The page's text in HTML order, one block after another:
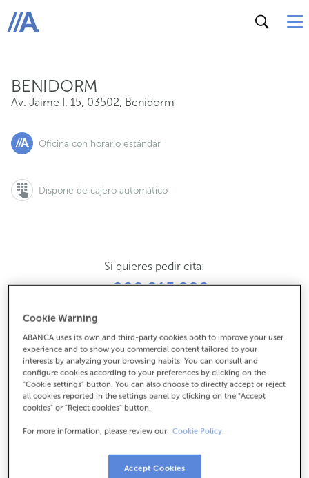
ABANCA
BENIDORM
Av. Jaime I, 15, 03502, Benidorm
Oficina con horario estándar
Dispone de cajero automático
Si quieres pedir cita:
900 815 200
965859014
Cómo llegar
Gestiones comerciales
8:15 a 14:00.
Cookie Warning
ABANCA uses its own and third-party cookies both to improve your user
experience and to show you commercial content tailored to your
interests by analyzing your browsing habits. You can consult and
configure cookies according to your preferences by clicking on the
"Cookie settings" button. You can also choose to directly accept or reject
all cookies reported in the settings panel by clicking on the "Accept
cookies" or "Reject cookies" button.
For more information, please review our Cookie Policy.
Accept Cookies
Av. Jaime I, 15, 03502, Benidorm